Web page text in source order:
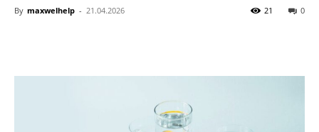
By maxwelhelp - 21.04.2026 0
21